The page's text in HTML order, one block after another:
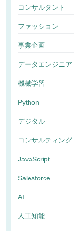
コンサルタント
ファッション
事業企画
データエンジニア
機械学習
Python
デジタル
コンサルティング
JavaScript
Salesforce
AI
人工知能